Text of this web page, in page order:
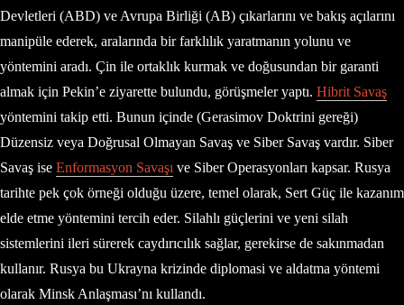
Devletleri (ABD) ve Avrupa Birliği (AB) çıkarlarını ve bakış açılarını
manipüle ederek, aralarında bir farklılık yaratmanın yolunu ve
yöntemini aradı. Çin ile ortaklık kurmak ve doğusundan bir garanti
almak için Pekin’e ziyarette bulundu, görüşmeler yaptı. Hibrit Savaş
yöntemini takip etti. Bunun içinde (Gerasimov Doktrini gereği)
Düzensiz veya Doğrusal Olmayan Savaş ve Siber Savaş vardır. Siber
Savaş ise Enformasyon Savaşı ve Siber Operasyonları kapsar. Rusya
tarihte pek çok örneği olduğu üzere, temel olarak, Sert Güç ile kazanım
elde etme yöntemini tercih eder. Silahlı güçlerini ve yeni silah
sistemlerini ileri sürerek caydırıcılık sağlar, gerekirse de sakınmadan
kullanır. Rusya bu Ukrayna krizinde diplomasi ve aldatma yöntemi
olarak Minsk Anlaşması’nı kullandı.